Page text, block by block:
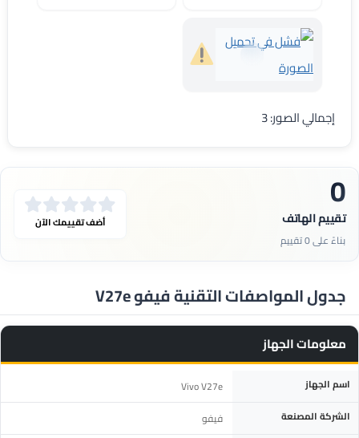
إجمالي الصور: 3
0
تقييم الهاتف
بناءً على 0 تقييم
أضف تقييمك الآن
جدول المواصفات التقنية فيفو V27e
معلومات الجهاز
المواصفةالتفاصيلاسم الجهاز Vivo V27e
الشركة المصنعة فيفو